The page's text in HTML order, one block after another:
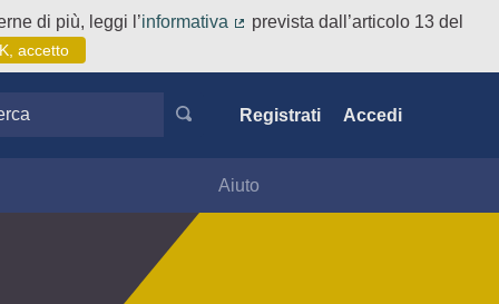
di più, leggi l’informativa
prevista dall’articolo 13 del
accetto
Registrati Accedi
Aiuto